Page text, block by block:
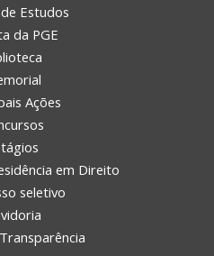
Estudos
da PGE
Ações
em Direito
seletivo